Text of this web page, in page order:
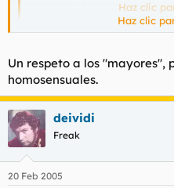
hoy es su día de suerte
Haz clic
Haz clic
Un respeto a los "mayores",
homosensuales.
deividi
Freak
20 Feb 2005